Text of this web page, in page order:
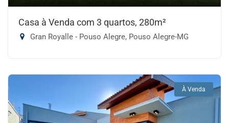
Casa à Venda com 3 quartos, 280m²
Gran Royalle - Pouso Alegre, Pouso Alegre-MG
À Venda